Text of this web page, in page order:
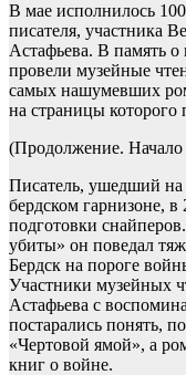
В мае исполнилось
писателя, участника
Астафьева. В память о
провели музейные
самых нашумевших
на страницы которого
(Продолжение.
Писатель, ушедший на
бердском гарнизоне,
подготовки
убиты» он поведал
Бердск на пороге
Участники музейных
Астафьева с
постарались понять,
«Чертовой ямой», а
книг о войне.